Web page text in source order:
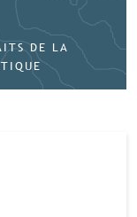
DE LA